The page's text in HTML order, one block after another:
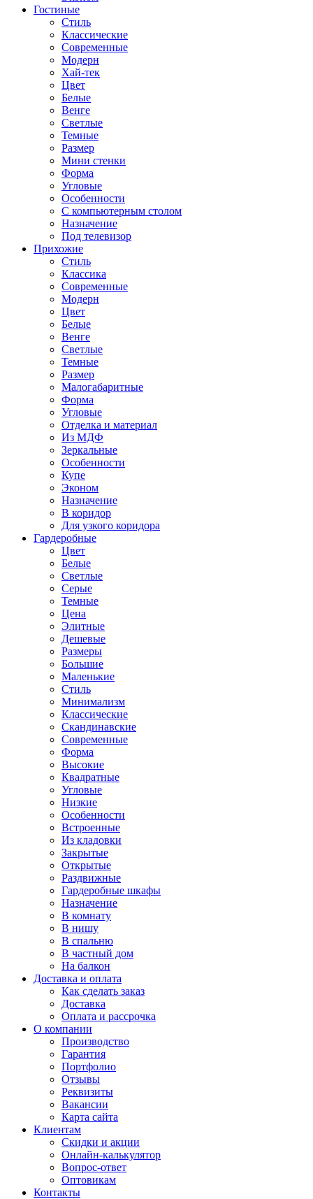
Гостиные
Стиль
Классические
Современные
Модерн
Хай-тек
Цвет
Белые
Венге
Светлые
Темные
Размер
Мини стенки
Форма
Угловые
Особенности
С компьютерным столом
Назначение
Под телевизор
Прихожие
Стиль
Классика
Современные
Модерн
Цвет
Белые
Венге
Светлые
Темные
Размер
Малогабаритные
Форма
Угловые
Отделка и материал
Из МДФ
Зеркальные
Особенности
Купе
Эконом
Назначение
В коридор
Для узкого коридора
Гардеробные
Цвет
Белые
Светлые
Серые
Темные
Цена
Элитные
Дешевые
Размеры
Большие
Маленькие
Стиль
Минимализм
Классические
Скандинавские
Современные
Форма
Высокие
Квадратные
Угловые
Низкие
Особенности
Встроенные
Из кладовки
Закрытые
Открытые
Раздвижные
Гардеробные шкафы
Назначение
В комнату
В нишу
В спальню
В частный дом
На балкон
Доставка и оплата
Как сделать заказ
Доставка
Оплата и рассрочка
О компании
Производство
Гарантия
Портфолио
Отзывы
Реквизиты
Вакансии
Карта сайта
Клиентам
Скидки и акции
Онлайн-калькулятор
Вопрос-ответ
Оптовикам
Контакты